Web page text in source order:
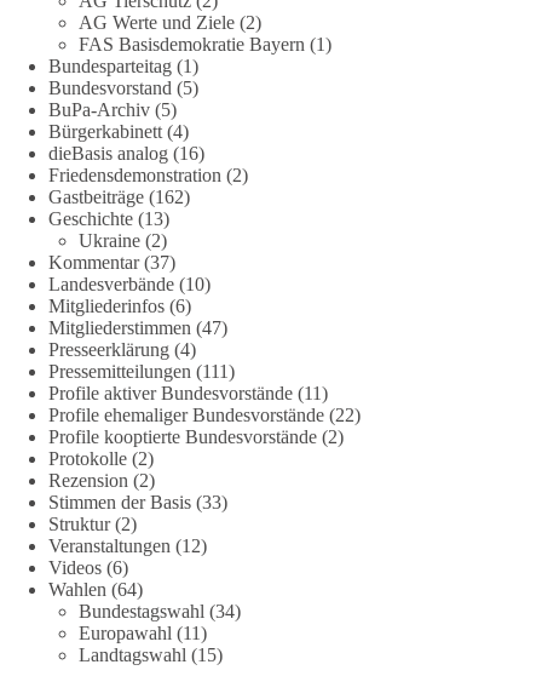
stromausfalle-der-bundesnetzagentur-zr-94423201.html?
utm_source=chatgpt.com
🟩🟩🟦🟦🟥🟥🟧🟧
Wieder ein Beispiel dafür, warum wir 1 Milliarde für freie
Medien fordern sollten: 👉 Jetzt Petition unterzeichnen
#dieBasis #Energie #Versorgungssicherheit
#Technologieoffen #Resilienz
158 26 69
DieBasis
2 Tage(n) zuvor
🌍 Migration darf niemals zum politischen Druckmittel
werden.
Die Ereignisse in Ceuta zeigen, wie schnell Menschen
zwischen geopolitische Interessen geraten können.
Unabhängig davon, welche politischen oder diplomatischen
Ursachen diese Krise im Einzelnen hatte, eines wird deutlich:
Wenn Migration als Druckmittel eingesetzt oder von
Schleusernetzwerken ausgenutzt werden kann, verlieren am
AG Werte und Ziele (2)
FAS Basisdemokratie Bayern (1)
Bundesparteitag (1)
Bundesvorstand (5)
BuPa-Archiv (5)
Bürgerkabinett (4)
dieBasis analog (16)
Friedensdemonstration (2)
Gastbeiträge (162)
Geschichte (13)
Ukraine (2)
Kommentar(37)
Landesverbände (10)
Mitgliederinfos (6)
Mitgliederstimmen (47)
Presseerklärung (4)
Pressemitteilungen (111)
Profile aktiver Bundesvorstände (11)
Profile ehemaliger Bundesvorstände (22)
Profile kooptierte Bundesvorstände (2)
Protokolle (2)
Rezension (2)
Stimmen der Basis (33)
Struktur(2)
Veranstaltungen (12)
Videos (6)
Wahlen (64)
Bundestagswahl (34)
Europawahl (11)
Landtagswahl (15)